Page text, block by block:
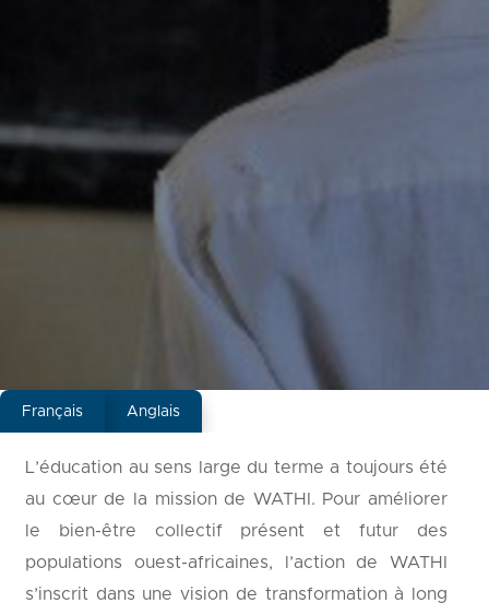
Français Anglais
L’éducation au sens large du terme a toujours été
au cœur de la mission de WATHI. Pour améliorer
le bien-être collectif présent et futur des
populations ouest-africaines, l’action de WATHI
s’inscrit dans une vision de transformation à long